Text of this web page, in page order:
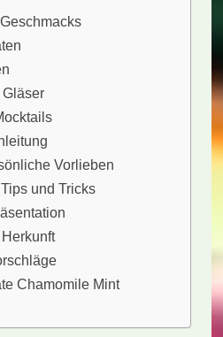
Vorlieben
und Tricks
Chamomile Mint